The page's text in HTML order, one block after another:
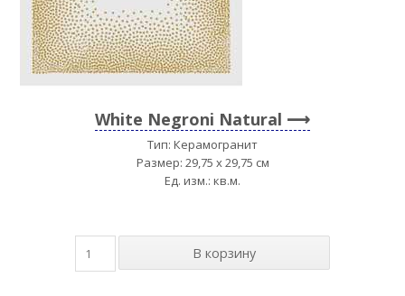
White Negroni Natural
Тип: Керамогранит
Размер: 29,75 x 29,75 см
Ед. изм.: кв.м.